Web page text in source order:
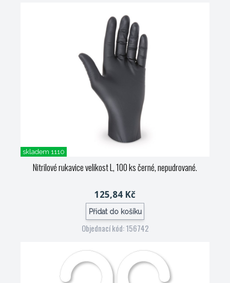
skladem 1110
Nitrilové rukavice velikost L, 100 ks černé, nepudrované.
125,84 Kč
Přidat do košíku
Objednací kód: 156742